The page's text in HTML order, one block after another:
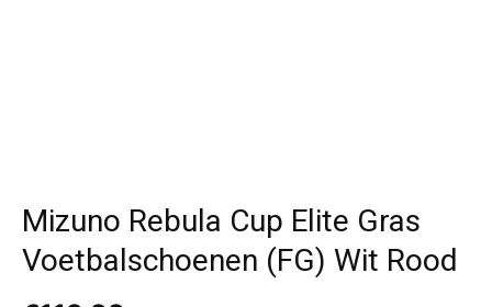
Mizuno Rebula Cup Elite Gras
Voetbalschoenen (FG) Wit Rood